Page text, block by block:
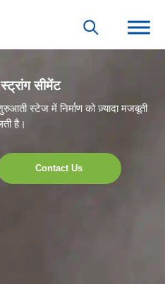
सीमेंट
स्टेज में निर्माण को ज़्यादा मजबूती
है।
Contact Us